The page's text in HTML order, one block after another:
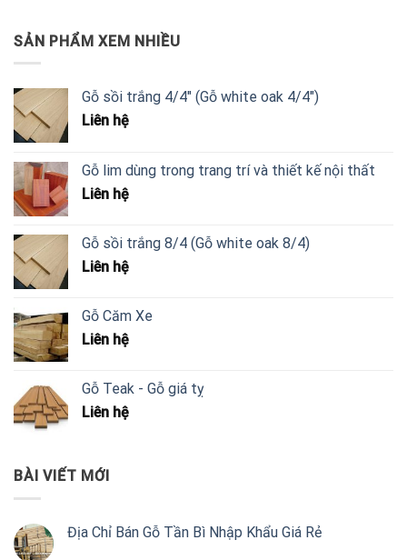
SẢN PHẨM XEM NHIỀU
Gỗ sồi trắng 4/4" (Gỗ white oak 4/4")
Liên hệ
Gỗ lim dùng trong trang trí và thiết kế nội thất
Liên hệ
Gỗ sồi trắng 8/4 (Gỗ white oak 8/4)
Liên hệ
Gỗ Căm Xe
Liên hệ
Gỗ Teak - Gỗ giá tỵ
Liên hệ
BÀI VIẾT MỚI
Địa Chỉ Bán Gỗ Tần Bì Nhập Khẩu Giá Rẻ